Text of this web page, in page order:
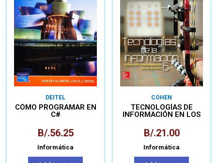
DEITEL
CÓMO PROGRAMAR EN
C#
B/.56.25
Informática
COHEN
TECNOLOGÍAS DE
INFORMACIÓN EN LOS
B/.21.00
Informática